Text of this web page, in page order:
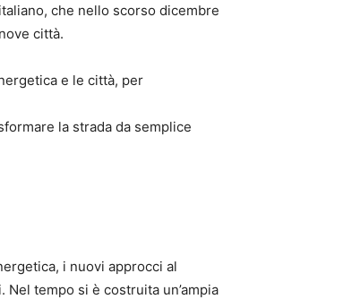
che nello scorso dicembre
città.
e le città, per
la strada da semplice
i nuovi approcci al
tempo si è costruita un’ampia